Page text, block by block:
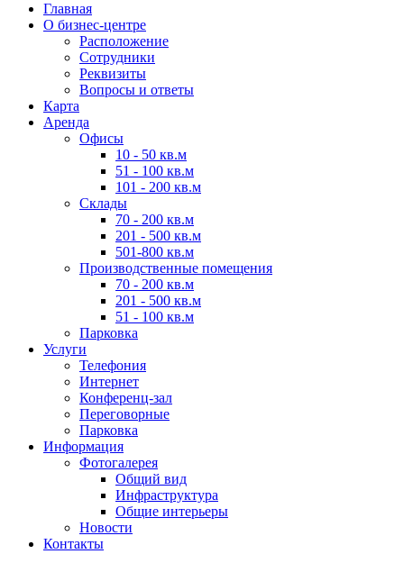
Главная
О бизнес-центре
Расположение
Сотрудники
Реквизиты
Вопросы и ответы
Карта
Аренда
Офисы
10 - 50 кв.м
51 - 100 кв.м
101 - 200 кв.м
Склады
70 - 200 кв.м
201 - 500 кв.м
501-800 кв.м
Производственные помещения
70 - 200 кв.м
201 - 500 кв.м
51 - 100 кв.м
Парковка
Услуги
Телефония
Интернет
Конференц-зал
Переговорные
Парковка
Информация
Фотогалерея
Общий вид
Инфраструктура
Общие интерьеры
Новости
Контакты